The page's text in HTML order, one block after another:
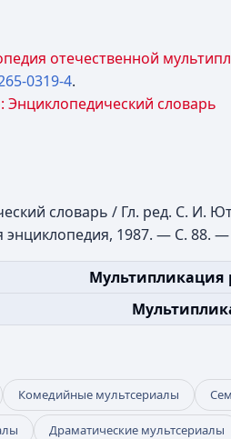
отечественной
0319-4.
словарь
словарь / Гл. ред. С. И.
энциклопедия, 1987. — С. 88.
Мультипликация
Комедийные мультсериалы
Драматические мультсериалы